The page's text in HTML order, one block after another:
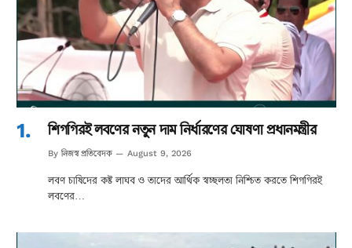
শিগগিরই লবণের নতুন দাম নির্ধারণের ঘোষণা প্রধানমন্ত্রীর
By নিজস্ব প্রতিবেদক August 9, 2026
লবণ চাষিদের কষ্ট লাঘব ও তাদের আর্থিক স্বচ্ছলতা নিশ্চিত করতে শিগগিরই
লবণের…